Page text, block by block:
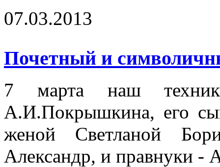
07.03.2013
Почетный и
7 марта наш
А.И.Покрышкина, его
женой Светланой
Александр, и правнуки -